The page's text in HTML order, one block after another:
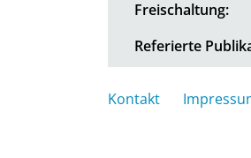
Freischaltung:
Referierte
Kontakt